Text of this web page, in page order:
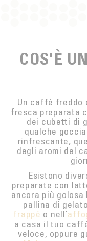
COS'È
Un caffè freddo
fresca preparata
dei cubetti di
qualche
rinfrescante,
degli aromi del
Esistono
preparate con
ancora più golosa
pallina di
frappé o nell’
a casa il tuo
veloce, oppure